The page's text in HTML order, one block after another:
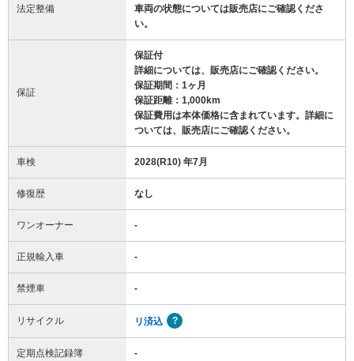
法定整備
車両の状態については販売店にご確認くださ
い。
保証
保証付
詳細については、販売店にご確認ください。
保証期間：1ヶ月
保証距離：1,000km
保証費用は本体価格に含まれています。詳細に
ついては、販売店にご確認ください。
車検 2028(R10) 年7月
修復歴 なし
ワンオーナー -
正規輸入車 -
禁煙車 -
リサイクル リ済込
定期点検記録簿 -